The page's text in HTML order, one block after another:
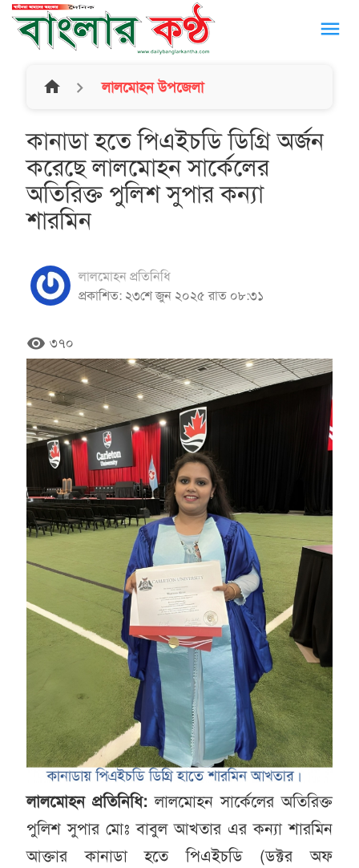
menu
home লালমোহন উপজেলা
কানাডা হতে পিএইচডি ডিগ্রি অর্জন
করেছে লালমোহন সার্কেলের
অতিরিক্ত পুলিশ সুপার কন্যা
শারমিন
লালমোহন প্রতিনিধি
প্রকাশিত: ২৩শে জুন ২০২৫ রাত ০৮:৩১
remove_red_eye ৩৭০
লালমোহন প্রতিনিধি:লালমোহন সার্কেলের অতিরিক্ত
পুলিশ সুপার মোঃ বাবুল আখতার এর কন্যা শারমিন
আক্তার কানাডা হতে পিএইচডি (ডক্টর অফ